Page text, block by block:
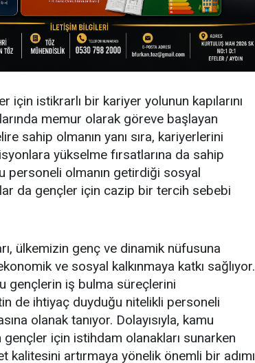
için istikrarlı bir kariyer yolunun kapılarını
memur olarak göreve başlayan
sahip olmanın yanı sıra, kariyerlerini
yükselme fırsatlarına da sahip
personeli olmanın getirdiği sosyal
da gençler için cazip bir tercih sebebi
ülkemizin genç ve dinamik nüfusuna
ve sosyal kalkınmaya katkı sağlıyor.
gençlerin iş bulma süreçlerini
de ihtiyaç duyduğu nitelikli personeli
olanak tanıyor. Dolayısıyla, kamu
gençler için istihdam olanakları sunarken
kalitesini artırmaya yönelik önemli bir adımı